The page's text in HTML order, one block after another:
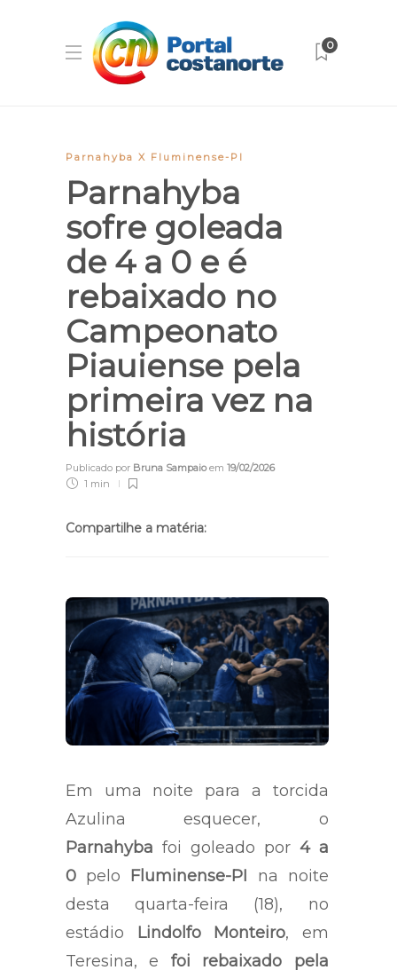
0
Parnahyba X Fluminense-PI
Parnahyba
sofre goleada
de 4 a 0 e é
rebaixado no
Campeonato
Piauiense pela
primeira vez na
história
Publicado por Bruna Sampaioem 19/02/2026
1 min
Compartilhe a matéria:
Em uma noite para a torcida
Azulina esquecer, o
Parnahyba foi goleado por 4 a
0 pelo Fluminense-PI na noite
desta quarta-feira (18), no
estádio
Lindolfo Monteiro, em
Teresina, e foi rebaixado pela